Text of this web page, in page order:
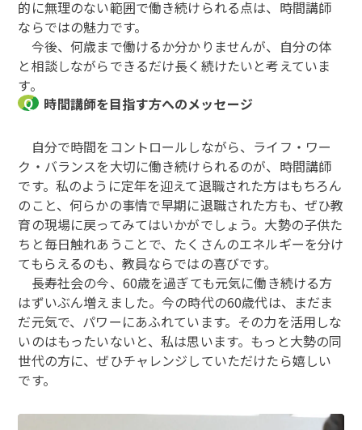
的に無理のない範囲で働き続けられる点は、時間講師
ならではの魅力です。
今後、何歳まで働けるか分かりませんが、自分の体
と相談しながらできるだけ長く続けたいと考えていま
す。
時間講師を目指す方へのメッセージ
自分で時間をコントロールしながら、ライフ・ワー
ク・バランスを大切に働き続けられるのが、時間講師
です。私のように定年を迎えて退職された方はもちろん
のこと、何らかの事情で早期に退職された方も、ぜひ教
育の現場に戻ってみてはいかがでしょう。大勢の子供た
ちと毎日触れあうことで、たくさんのエネルギーを分け
てもらえるのも、教員ならではの喜びです。
長寿社会の今、60歳を過ぎても元気に働き続ける方
はずいぶん増えました。今の時代の60歳代は、まだま
だ元気で、パワーにあふれています。その力を活用しな
いのはもったいないと、私は思います。もっと大勢の同
世代の方に、ぜひチャレンジしていただけたら嬉しい
です。